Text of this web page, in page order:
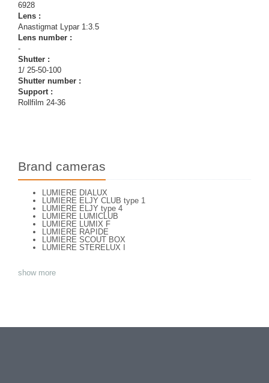
6928
Lens :
Anastigmat Lypar 1:3.5
Lens number :
-
Shutter :
1/ 25-50-100
Shutter number :
Support :
Rollfilm 24-36
Brand cameras
LUMIERE DIALUX
LUMIERE ELJY CLUB type 1
LUMIERE ELJY type 4
LUMIERE LUMICLUB
LUMIERE LUMIX F
LUMIERE RAPIDE
LUMIERE SCOUT BOX
LUMIERE STERELUX I
show more